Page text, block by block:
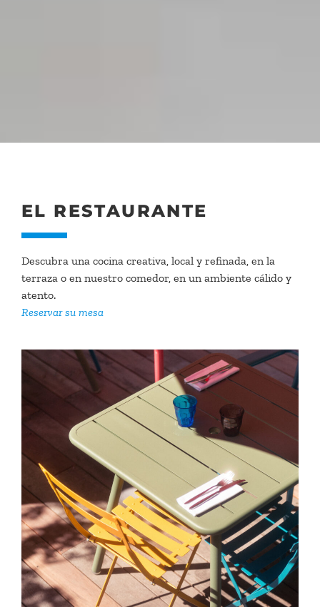
EL RESTAURANTE
Descubra una cocina creativa, local y refinada, en la
terraza o en nuestro comedor, en un ambiente cálido y
atento.
Reservar su mesa